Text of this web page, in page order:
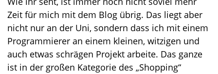
i
o
n
Zeit für mich mit dem Blog übrig. Das liegt aber
nicht nur an der Uni, sondern dass ich mit einem
Programmierer an einem kleinen, witzigen und
auch etwas schrägen Projekt arbeite. Das ganze
ist in der großen Kategorie des „Shopping“